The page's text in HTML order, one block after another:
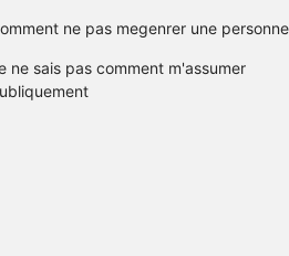
ne pas megenrer une personne
ne sais pas comment m'assumer